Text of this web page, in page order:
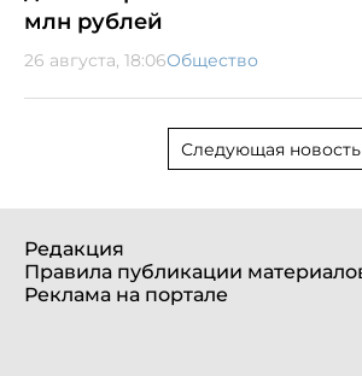
млн рублей
26 августа, 18:06Общество
Следующая новость
Редакция
Правила публикации
Реклама на портале